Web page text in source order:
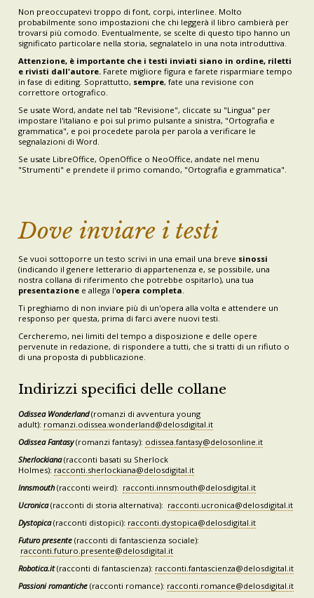
Non preoccupatevi troppo di font, corpi, interlinee. Molto
probabilmente sono impostazioni che chi leggerà il libro cambierà per
trovarsi più comodo. Eventualmente, se scelte di questo tipo hanno un
significato particolare nella storia, segnalatelo in una nota introduttiva.
Attenzione, è importante che i testi inviati siano in ordine, riletti
e rivisti dall'autore. Farete migliore figura e farete risparmiare tempo
in fase di editing. Soprattutto, sempre, fate una revisione con
correttore ortografico.
Se usate Word, andate nel tab "Revisione", cliccate su "Lingua" per
impostare l'italiano e poi sul primo pulsante a sinistra, "Ortografia e
grammatica", e poi procedete parola per parola a verificare le
segnalazioni di Word.
Se usate LibreOffice, OpenOffice o NeoOffice, andate nel menu
"Strumenti" e prendete il primo comando, "Ortografia e grammatica".
Dove inviare i testi
Se vuoi sottoporre un testo scrivi in una email una breve sinossi
(indicando il genere letterario di appartenenza e, se possibile, una
nostra collana di riferimento che potrebbe ospitarlo), una tua
presentazione e allega l'opera completa.
Ti preghiamo di non inviare più di un'opera alla volta e attendere un
responso per questa, prima di farci avere nuovi testi.
Cercheremo, nei limiti del tempo a disposizione e delle opere
pervenute in redazione, di rispondere a tutti, che si tratti di un rifiuto o
di una proposta di pubblicazione.
Indirizzi specifici delle collane
Odissea Wonderland(romanzi di avventura young
adult): romanzi.odissea.wonderland@delosdigital.it
Odissea Fantasy(romanzi fantasy): odissea.fantasy@delosonline.it
Sherlockiana(racconti basati su Sherlock
Holmes): racconti.sherlockiana@delosdigital.it
Innsmouth(racconti weird): racconti.innsmouth@delosdigital.it
Ucronica(racconti di storia alternativa): racconti.ucronica@delosdigital.it
Dystopica(racconti distopici): racconti.dystopica@delosdigital.it
Futuro presente (racconti di fantascienza sociale):
racconti.futuro.presente@delosdigital.it
Robotica.it(racconti di fantascienza): racconti.fantascienza@delosdigital.it
Passioni romantiche (racconti romance): racconti.romance@delosdigital.it